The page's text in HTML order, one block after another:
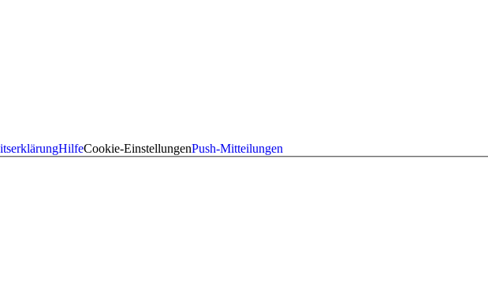
HilfeCookie-EinstellungenPush-Mitteilungen